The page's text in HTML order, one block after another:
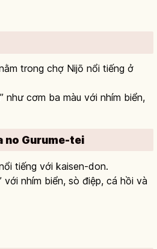
trong chợ Nijō nổi tiếng ở
như cơm ba màu với nhím biển,
no Gurume-tei
tiếng với kaisen-don.
với nhím biển, sò điệp, cá hồi và